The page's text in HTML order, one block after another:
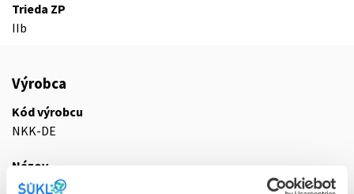
Trieda ZP
IIb
Výrobca
Kód výrobcu
NKK-DE
Názov
Nikkiso Europe GmbH